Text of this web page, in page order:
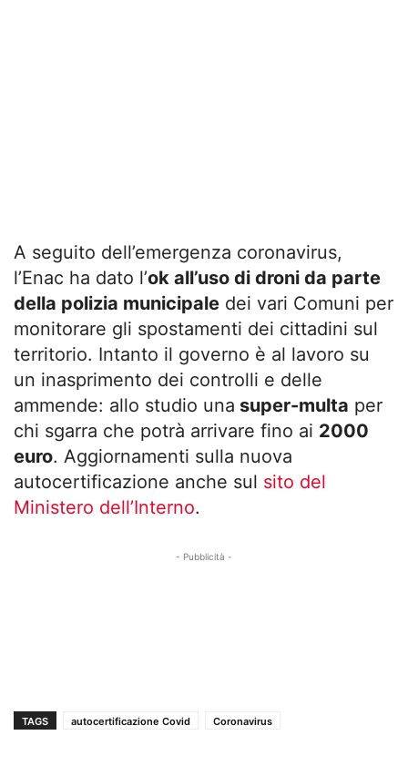
A seguito dell’emergenza coronavirus,
l’Enac ha dato l’ok all’uso di droni da parte
della polizia municipale dei vari Comuni per
monitorare gli spostamenti dei cittadini sul
territorio. Intanto il governo è al lavoro su
un inasprimento dei controlli e delle
ammende: allo studio una super-multa per
chi sgarra che potrà arrivare fino ai 2000
euro. Aggiornamenti sulla nuova
autocertificazione anche sul sito del
Ministero dell’Interno.
- Pubblicità -
TAGS autocertificazione Covid Coronavirus